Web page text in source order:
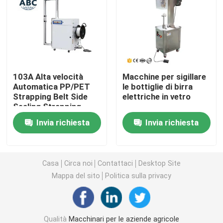
Macchine per apparecchiature di pulizia
Macchine per imballaggio industriale
Macchine per la costruzione
Prodotti per la sicurezza stradale
Cuscinetti a rulli sferici
103A Alta velocità
Automatica PP/PET
Strapping Belt Side
Sealing Strapping
Machine per grandi
cartoniInvia richiesta
Macchine per sigillare
le bottiglie di birra
elettriche in vetro
Invia richiesta
Casa Circa noi Contattaci
Desktop Site
Mappa del sito
Politica sulla privacy
Qualità Macchinari per le aziende agricole